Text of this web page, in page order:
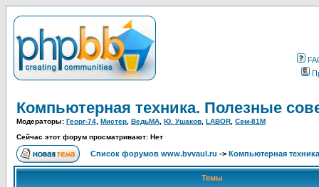
Компьютерная техника. Полезные
Модераторы: Георг-74 Мистер ВедьМА Ю. Ушаков LABOR Сэм-81М
Сейчас этот форум просматривают: Нет
Список форумов www.bvvaul.ru -> Компьютерная
Темы